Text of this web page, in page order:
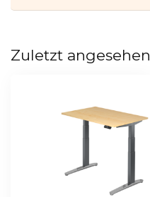
Zuletzt angesehen